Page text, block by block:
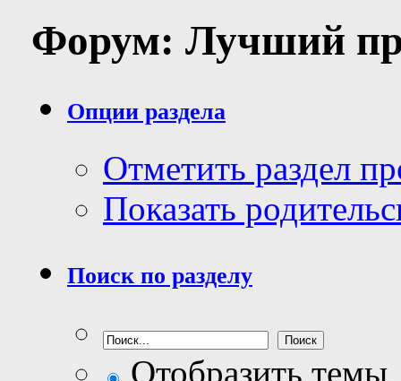
Форум: Лучший
Опции раздела
Отметить раздел
Показать
Поиск по разделу
Отобразить темы